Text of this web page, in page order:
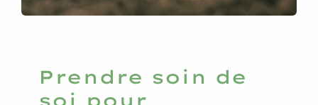
Prendre soin de